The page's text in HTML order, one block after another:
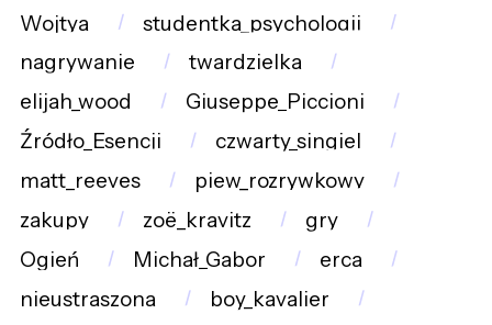
Wojtya
studentka_psychologii
nagrywanie
twardzielka
elijah_wood
Giuseppe_Piccioni
Źródło_Esencji
czwarty_singiel
matt_reeves
piew_rozrywkowy
zakupy
zoë_kravitz
gry
Ogień
Michał_Gabor
erca
nieustraszona
boy_kavalier